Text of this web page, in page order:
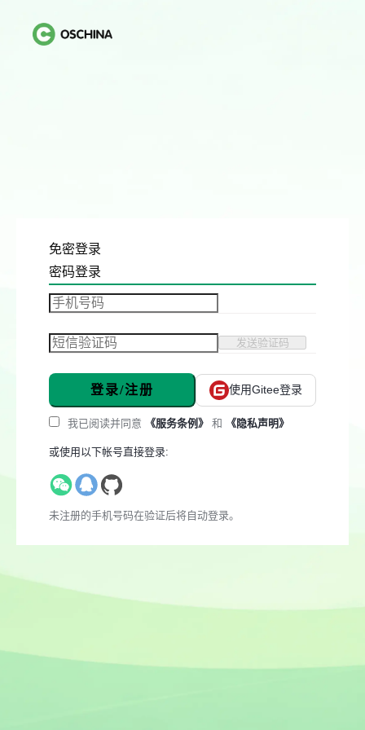
免密登录
密码登录
发送验证码
登录/注册 使用Gitee登录
我已阅读并同意 《服务条例》 和 《隐私声明》
或使用以下帐号直接登录:
未注册的手机号码在验证后将自动登录。